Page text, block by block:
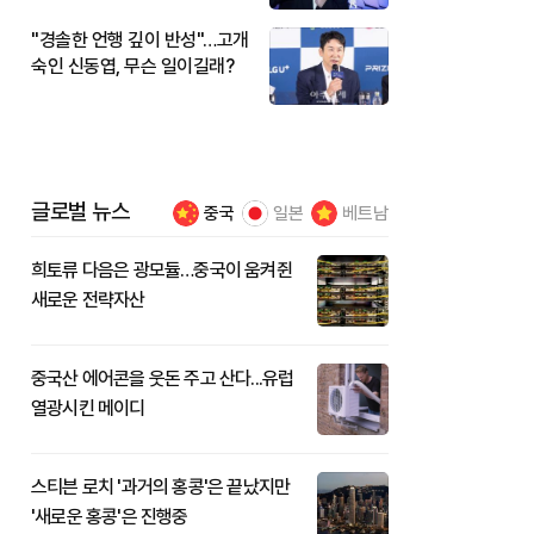
"경솔한 언행 깊이 반성"…고개
숙인 신동엽, 무슨 일이길래?
글로벌 뉴스 중국 일본 베트남
희토류 다음은 광모듈…중국이 움켜쥔
새로운 전략자산
중국산 에어콘을 웃돈 주고 산다...유럽
열광시킨 메이디
스티븐 로치 '과거의 홍콩'은 끝났지만
'새로운 홍콩'은 진행중